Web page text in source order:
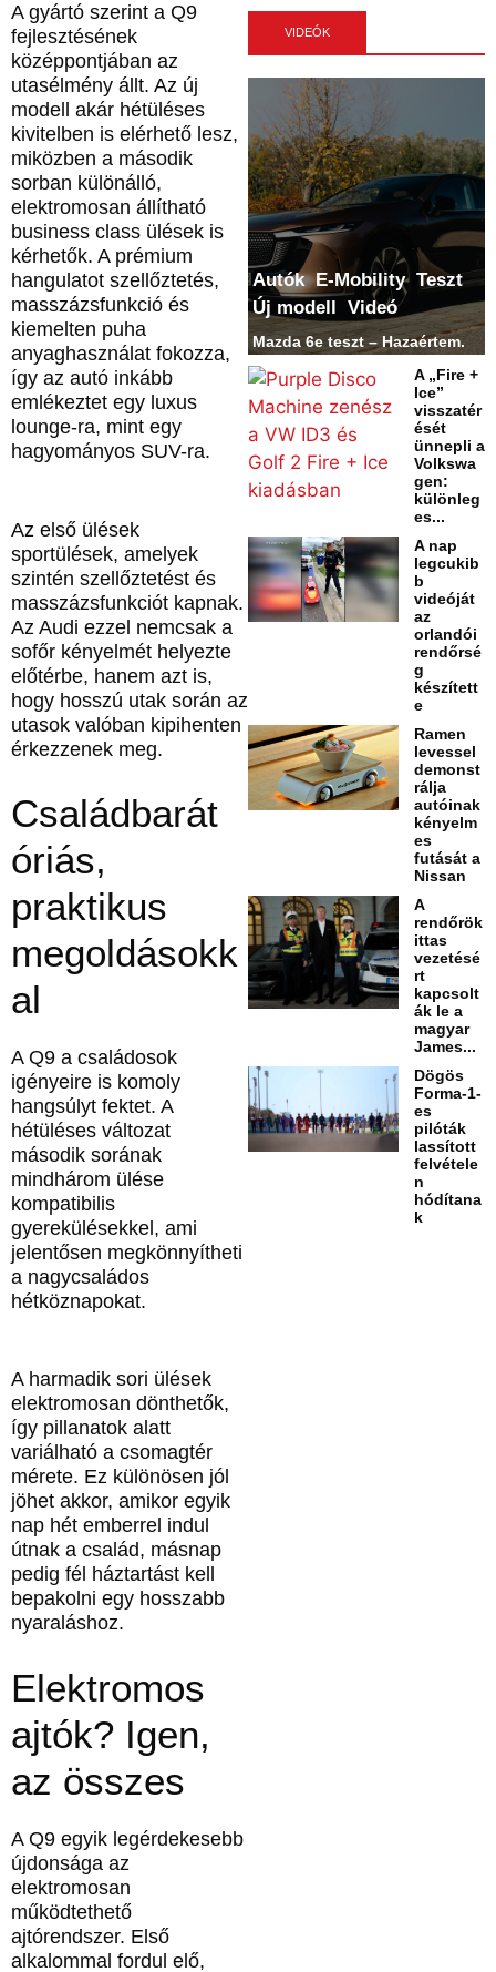
A gyártó szerint a Q9
fejlesztésének
középpontjában az
utasélmény állt. Az új
modell akár hétüléses
kivitelben is elérhető lesz,
miközben a második
sorban különálló,
elektromosan állítható
business class ülések is
kérhetők. A prémium
hangulatot szellőztetés,
masszázsfunkció és
kiemelten puha
anyaghasználat fokozza,
így az autó inkább
emlékeztet egy luxus
lounge-ra, mint egy
hagyományos SUV-ra.
Az első ülések
sportülések, amelyek
szintén szellőztetést és
masszázsfunkciót kapnak.
Az Audi ezzel nemcsak a
sofőr kényelmét helyezte
előtérbe, hanem azt is,
hogy hosszú utak során az
utasok valóban kipihenten
érkezzenek meg.
Családbarát
óriás,
praktikus
megoldásokk
al
A Q9 a családosok
igényeire is komoly
hangsúlyt fektet. A
hétüléses változat
második sorának
mindhárom ülése
kompatibilis
gyerekülésekkel, ami
jelentősen megkönnyítheti
a nagycsaládos
hétköznapokat.
A harmadik sori ülések
elektromosan dönthetők,
így pillanatok alatt
variálható a csomagtér
mérete. Ez különösen jól
jöhet akkor, amikor egyik
nap hét emberrel indul
útnak a család, másnap
pedig fél háztartást kell
bepakolni egy hosszabb
nyaraláshoz.
Elektromos
ajtók? Igen,
az összes
A Q9 egyik legérdekesebb
újdonsága az
elektromosan
működtethető
ajtórendszer. Első
alkalommal fordul elő,
VIDEÓK
Autók E-Mobility Teszt
Új modell Videó
Mazda 6e teszt – Hazaértem.
A „Fire +
Ice”
visszatér
ését
ünnepli a
Volkswa
gen:
különleg
es...
A nap
legcukib
b
videóját
az
orlandói
rendőrsé
g
készített
e
Ramen
levessel
demonst
rálja
autóinak
kényelm
es
futását a
Nissan
A
rendőrök
ittas
vezetésé
rt
kapcsolt
ák le a
magyar
James...
Dögös
Forma-1-
es
pilóták
lassított
felvétele
n
hódítana
k